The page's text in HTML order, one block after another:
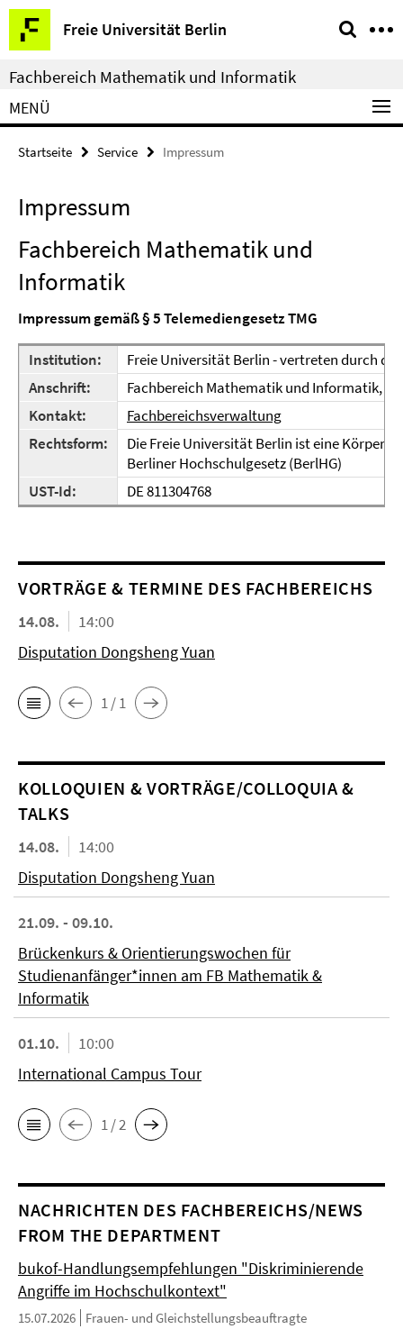
Springe
direkt
zu
Inhalt
Freie Universität Berlin
Service-
Navigation
Fachbereich Mathematik und Informatik
MENÜ
Startseite Service Impressum
Impressum
Fachbereich Mathematik und
Informatik
Impressum gemäß § 5 Telemediengesetz TMG
Institution:
Freie Universität Berlin - vertreten durch
Anschrift:
Fachbereich Mathematik und Informatik,
Kontakt:
Fachbereichsverwaltung
Rechtsform:
Die Freie Universität Berlin ist eine
Berliner Hochschulgesetz (BerlHG)
UST-Id:
DE 811304768
VORTRÄGE & TERMINE DES FACHBEREICHS
14.08.
14:00
Disputation Dongsheng Yuan
1 / 1
KOL­LO­QUIEN & VORTRÄGE/COLLOQUIA &
TALKS
14.08.
14:00
Disputation Dongsheng Yuan
21.09. - 09.10.
Brückenkurs & Orientierungswochen für
Studienanfänger*innen am FB Mathematik &
Informatik
01.10.
10:00
International Campus Tour
1 / 2
NACHRICHTEN DES FACHBEREICHS/NEWS
FROM THE DEPARTMENT
bukof-Handlungsempfehlungen "Diskriminierende
Angriffe im Hochschulkontext"
15.07.2026 Frauen- und Gleichstellungsbeauftragte